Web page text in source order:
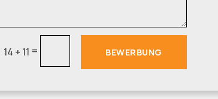
14 + 11 = BEWERBUNG